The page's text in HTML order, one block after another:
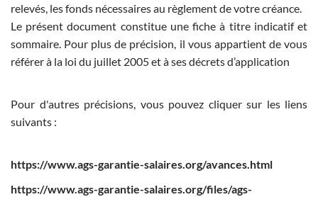
relevés, les fonds nécessaires au règlement de votre créance.
Le présent document constitue une fiche à titre indicatif et
sommaire. Pour plus de précision, il vous appartient de vous
référer à la loi du juillet 2005 et à ses décrets d’application
Pour d'autres précisions, vous pouvez cliquer sur les liens
suivants :
https://www.ags-garantie-salaires.org/avances.html
https://www.ags-garantie-salaires.org/files/ags-